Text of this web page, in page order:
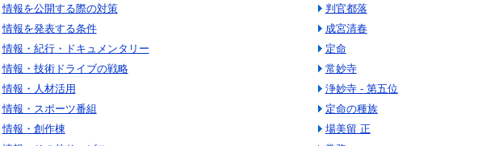
情報を公開する際の対策
情報を発表する条件
情報・紀行・ドキュメンタリー
情報・技術ドライブの戦略
情報・人材活用
情報・スポーツ番組
情報・創作棟
判官都落
成宮清春
定命
常妙寺
浄妙寺 - 第五位
定命の種族
場美留 正